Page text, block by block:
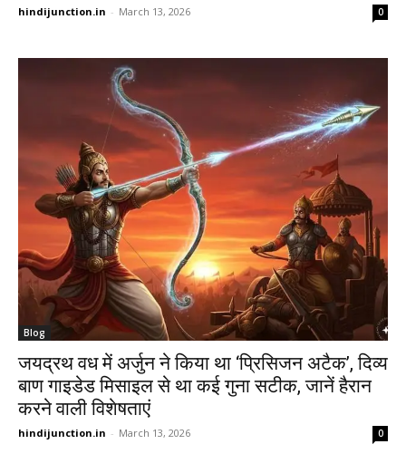
hindijunction.in - March 13, 2026 0
Blog
जयद्रथ वध में अर्जुन ने किया था ‘प्रिसिजन अटैक’, दिव्य
बाण गाइडेड मिसाइल से था कई गुना सटीक, जानें हैरान
करने वाली विशेषताएं
hindijunction.in - March 13, 2026 0